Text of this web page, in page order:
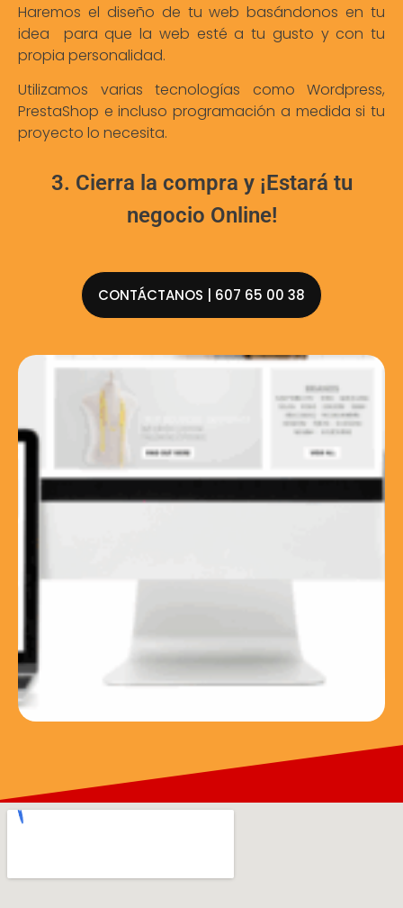
Haremos el diseño de tu web basándonos en tu
idea para que la web esté a tu gusto y con tu
propia personalidad.
Utilizamos varias tecnologías como Wordpress,
PrestaShop e incluso programación a medida si tu
proyecto lo necesita.
3. Cierra la compra y ¡Estará tu
negocio Online!
CONTÁCTANOS | 607 65 00 38